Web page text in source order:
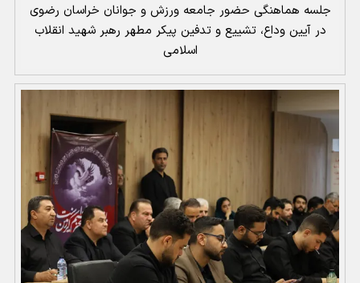
جلسه هماهنگی حضور جامعه ورزش و جوانان خراسان رضوی
در آیین وداع، تشییع و تدفین پیکر مطهر رهبر شهید انقلاب
اسلامی